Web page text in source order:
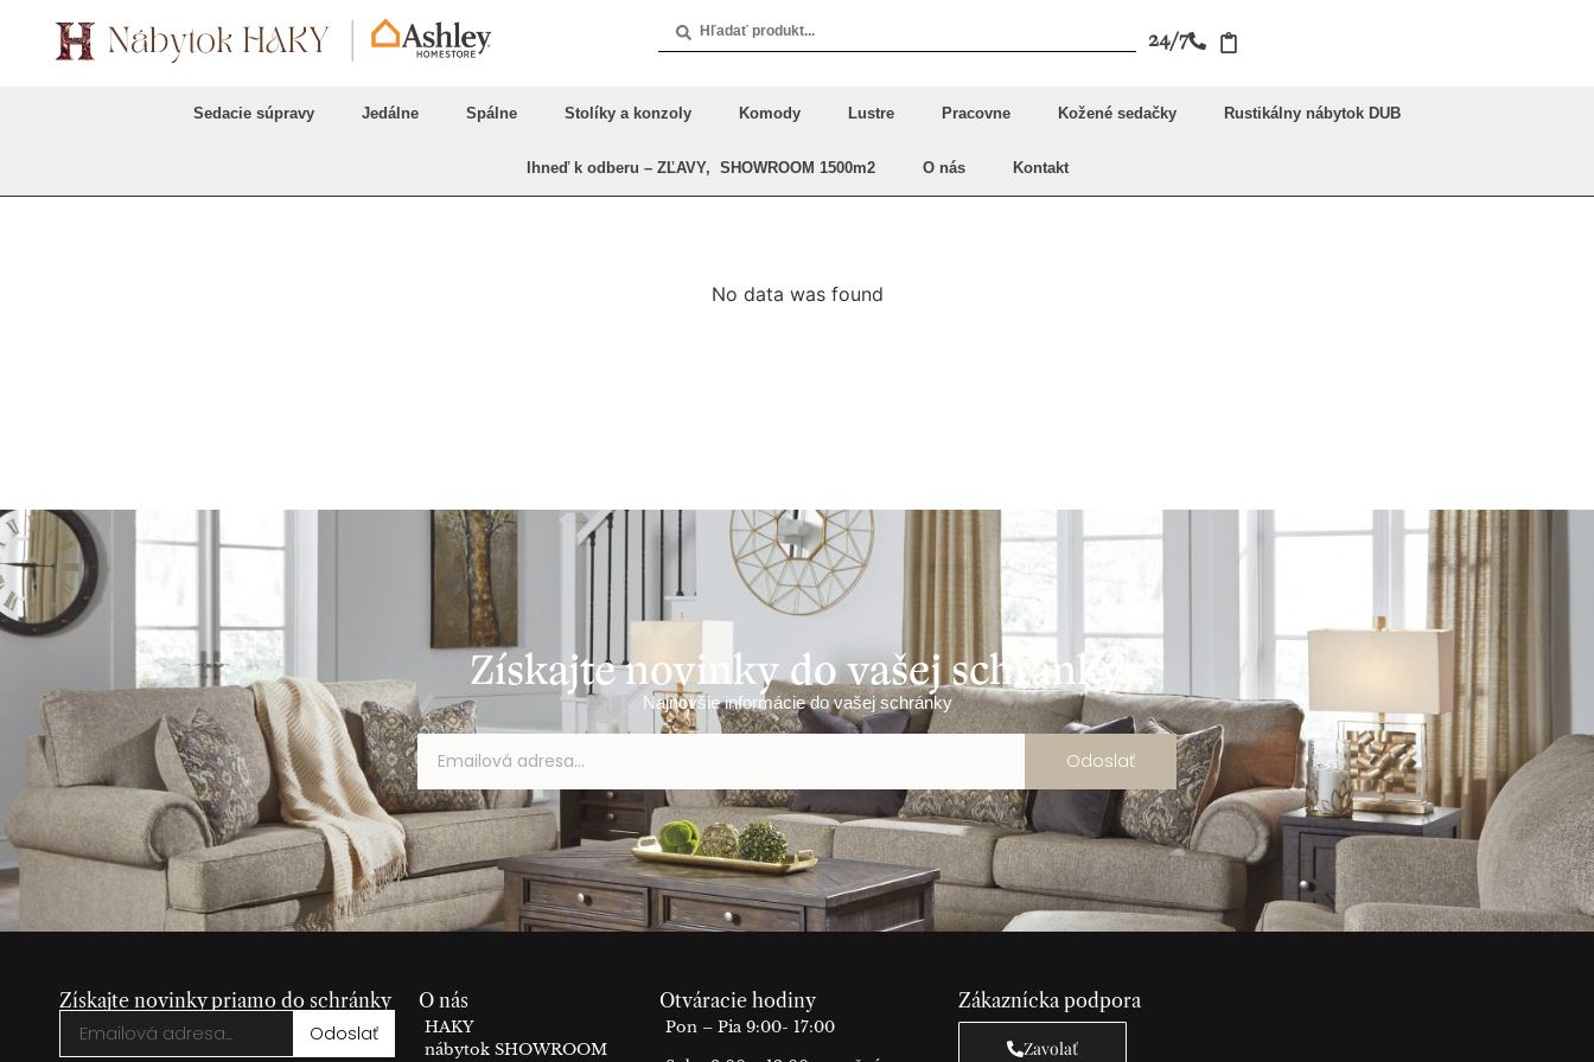
24/7
Sedacie súpravy Jedálne Spálne Stolíky a konzoly Komody Lustre Pracovne Kožené sedačky Rustikálny nábytok DUB
Ihneď k odberu – ZĽAVY, SHOWROOM 1500m2 O nás Kontakt
No data was found
Získajte novinky do vašej schránky
Najnovšie informácie do vašej schránky
Odoslať
Získajte novinky priamo do schránky
Odoslať
O nás
HAKY
nábytok SHOWROOM
Otváracie hodiny
Pon – Pia 9:00- 17:00
Zákaznícka podpora
Zavolať